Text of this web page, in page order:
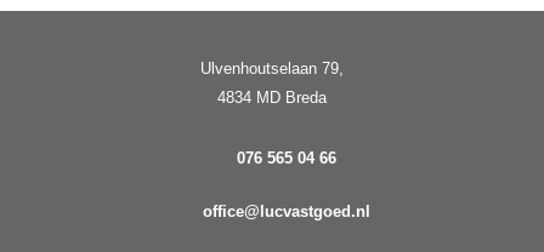
Ulvenhoutselaan 79,
4834 MD Breda
076 565 04 66
office@lucvastgoed.nl